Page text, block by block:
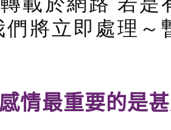
們將立即處理～
情最重要的是